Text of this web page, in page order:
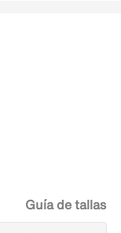
Guía de tallas